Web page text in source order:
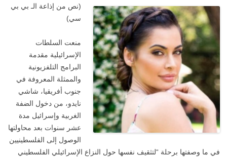
(نص من إذاعة الـ بي بي
سي)
منعت السلطات
الإسرائيلية مقدمة
البرامج التلفزيونية
والممثلة المعروفة في
جنوب أفريقيا، شاشي
نايدو، من دخول الضفة
الغربية وإسرائيل مدة
عشر سنوات بعد محاولتها
الوصول إلى الفلسطينيين
في ما وصفتها برحلة “لتثقيف نفسها حول النزاع الإسرائيلي الفلسطيني